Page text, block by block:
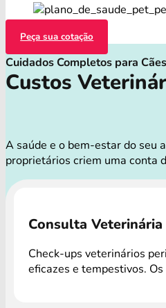
Peça sua cotação
Cuidados Completos para
Custos
A saúde e o bem-estar do seu
proprietários criem uma conta
Consulta Veterinária
Check-ups veterinários
eficazes e tempestivos.